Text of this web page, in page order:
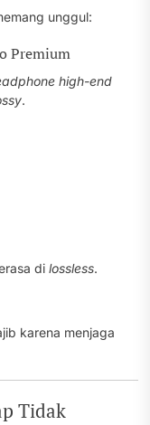
unggul:
Premium
high-end
.
di lossless.
karena menjaga
Tidak